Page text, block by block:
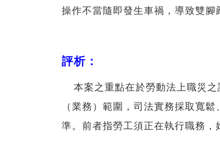
操作不當隨即發生車禍，導致雙
評析：
本案之重點在於勞動法上職災之
（業務）範圍，司法實務採取寬
準。前者指勞工須正在執行職務，